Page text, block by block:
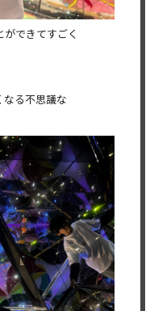
できてすごく
る不思議な